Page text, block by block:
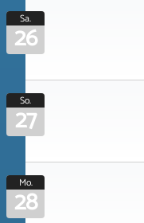
Sa.
26
So.
27
Mo.
28